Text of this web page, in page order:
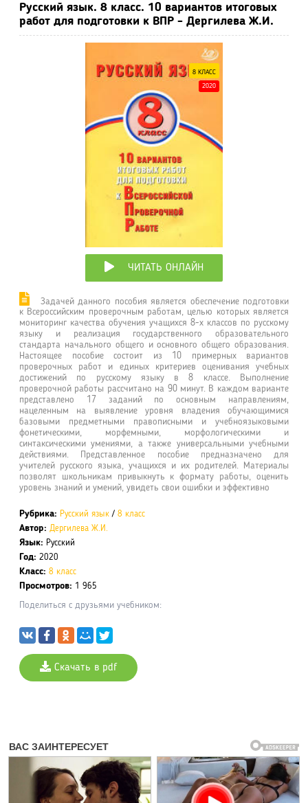
Русский язык. 8 класс. 10 вариантов итоговых
работ для подготовки к ВПР - Дергилева Ж.И.
8 КЛАСС
2020
ЧИТАТЬ ОНЛАЙН
Задачей данного пособия является обеспечение подготовки
к Всероссийским проверочным работам, целью которых является
мониторинг качества обучения учащихся 8-х классов по русскому
языку и реализация государственного образовательного
стандарта начального общего и основного общего образования.
Настоящее пособие состоит из 10 примерных вариантов
проверочных работ и единых критериев оценивания учебных
достижений по русскому языку в 8 классе. Выполнение
проверочной работы рассчитано на 90 минут. В каждом варианте
представлено 17 заданий по основным направлениям,
нацеленным на выявление уровня владения обучающимися
базовыми предметными правописными и учебноязыковыми
фонетическими, морфемными, морфологическими и
синтаксическими умениями, а также универсальными учебными
действиями. Представленное пособие предназначено для
учителей русского языка, учащихся и их родителей. Материалы
позволят школьникам привыкнуть к формату работы, оценить
уровень знаний и умений, увидеть свои ошибки и эффективно
Рубрика: Русский язык / 8 класс
Автор: Дергилева Ж.И.
Язык: Русский
Год: 2020
Класс: 8 класс
Просмотров: 1 965
Поделиться с друзьями учебником:
Скачать в pdf